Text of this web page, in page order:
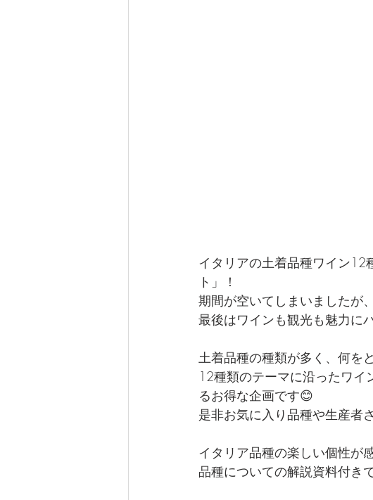
イタリアの土着品種ワイン12
ト」！
期間が空いてしまいましたが
最後はワインも観光も魅力に
土着品種の種類が多く、何を
12種類のテーマに沿ったワ
るお得な企画です😊
是非お気に入り品種や生産者
イタリア品種の楽しい個性が
品種についての解説資料付き